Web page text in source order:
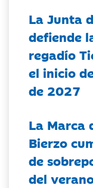
La Junta
defiende
regadío
el inicio
de 2027
La Marca
Bierzo
de
del